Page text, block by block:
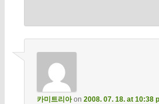
카미트리아on 2008. 07. 18. at 10:38